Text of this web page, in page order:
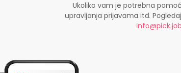
Ukoliko vam je potrebna
upravljanja prijavama itd.